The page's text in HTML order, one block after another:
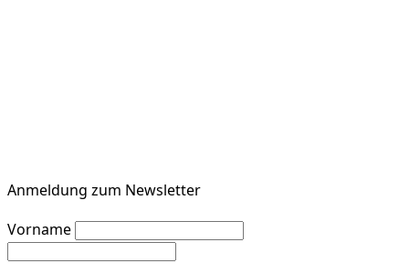
Anmeldung zum Newsletter
Vorname